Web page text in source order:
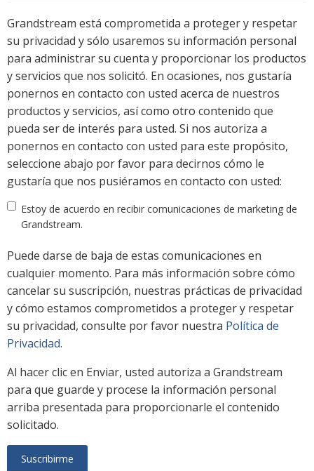
Grandstream está comprometida a proteger y respetar
su privacidad y sólo usaremos su información personal
para administrar su cuenta y proporcionar los productos
y servicios que nos solicitó. En ocasiones, nos gustaría
ponernos en contacto con usted acerca de nuestros
productos y servicios, así como otro contenido que
pueda ser de interés para usted. Si nos autoriza a
ponernos en contacto con usted para este propósito,
seleccione abajo por favor para decirnos cómo le
gustaría que nos pusiéramos en contacto con usted:
Estoy de acuerdo en recibir comunicaciones de marketing de
Grandstream.
Puede darse de baja de estas comunicaciones en
cualquier momento. Para más información sobre cómo
cancelar su suscripción, nuestras prácticas de privacidad
y cómo estamos comprometidos a proteger y respetar
su privacidad, consulte por favor nuestra Política de
Privacidad.
Al hacer clic en Enviar, usted autoriza a Grandstream
para que guarde y procese la información personal
arriba presentada para proporcionarle el contenido
solicitado.